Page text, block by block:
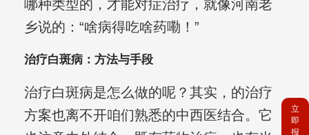
哪种类型的，才能对症治疗，就像河南老
乡说的：“啥病得吃啥药嘞！”
治疗白斑病：方法与手段
治疗白斑病是怎么做的呢？其实，的治疗
方案也离不开咱们熟悉的中西医结合。它
立
即
报